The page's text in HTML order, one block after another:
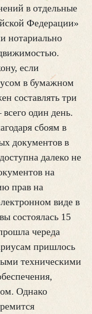
в отдельные
Федерации»
нотариально
если
в бумажном
составлять три
один день.
сбоям в
документов в
далеко не
на
прав на
виде в
состоялась 15
череда
пришлось
техническими
Однако